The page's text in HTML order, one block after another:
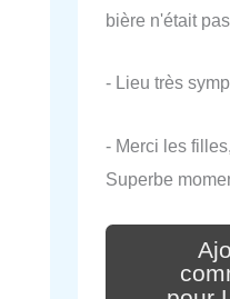
bière n'était
- Lieu très
- Merci les
Superbe